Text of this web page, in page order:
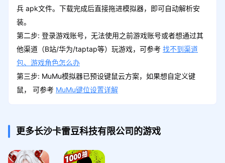
兵 apk文件。下载完成后直接拖进模拟器，即可自动解析安
装。
第二步: 登录游戏账号，无法使用之前游戏账号或者想通过其
他渠道（B站/华为/taptap等）玩游戏，可参考 找不到渠道
包、游戏角色怎么办
第三步: MuMu模拟器已预设键鼠云方案，如果想自定义键
鼠， 可参考 MuMu键位设置详解
更多长沙卡雷豆科技有限公司的游戏